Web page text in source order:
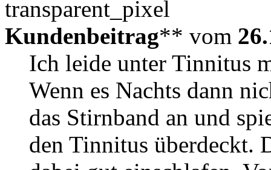
Kundenbeitrag** vom
Ich leide unter Tinnitus
Wenn es Nachts dann
das Stirnband an und
den Tinnitus überdeckt.